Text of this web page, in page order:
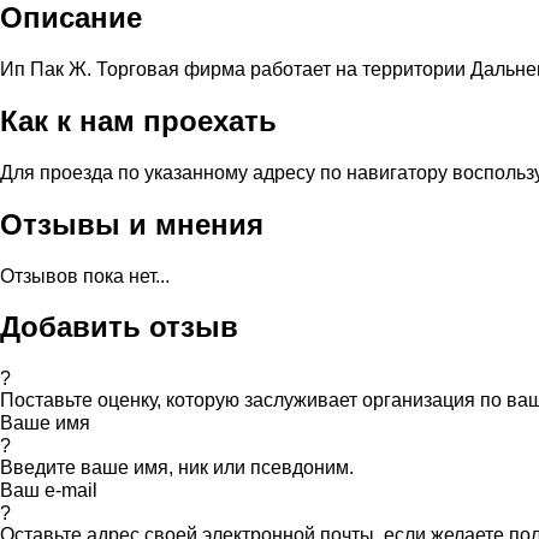
Описание
Ип Пак Ж. Торговая фирма работает на территории
Как к нам проехать
Для проезда по указанному адресу по навигатору
Отзывы и мнения
Отзывов пока нет...
Добавить отзыв
?
Поставьте оценку, которую заслуживает организация по
Ваше имя
?
Введите ваше имя, ник или псевдоним.
Ваш e-mail
?